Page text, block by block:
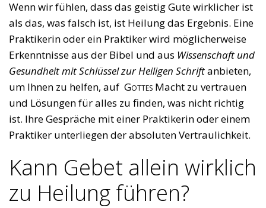
Wenn wir fühlen, dass das geistig Gute wirklicher ist
als das, was falsch ist, ist Heilung das Ergebnis. Eine
Praktikerin oder ein Praktiker wird möglicherweise
Erkenntnisse aus der Bibel und aus Wissenschaft und
Gesundheit mit Schlüssel zur Heiligen Schriftanbieten,
um Ihnen zu helfen, auf Gottes Macht zu vertrauen
und Lösungen für alles zu finden, was nicht richtig
ist. Ihre Gespräche mit einer Praktikerin oder einem
Praktiker unterliegen der absoluten Vertraulichkeit.
Kann Gebet allein wirklich
zu Heilung führen?